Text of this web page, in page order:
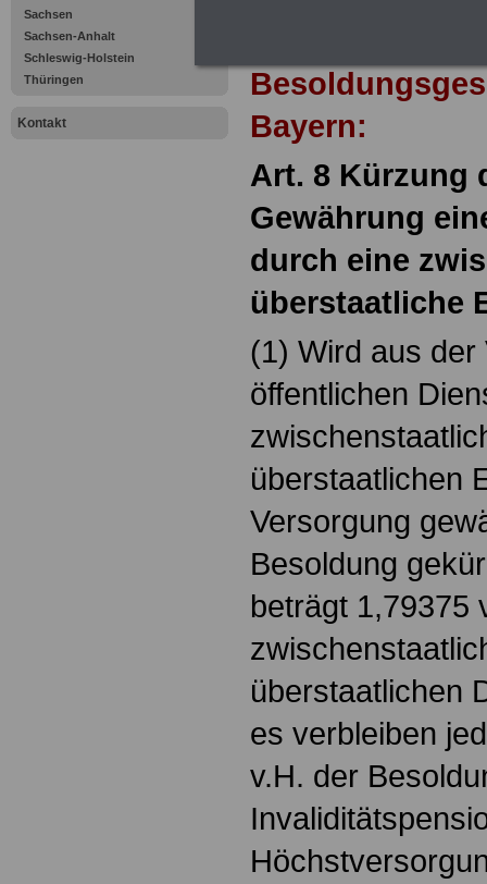
Sachsen
Sachsen-Anhalt
Schleswig-Holstein
Thüringen
Kontakt
Bayern:
Art. 8 Kürzung
Gewährung
durch eine
überstaatliche
(1) Wird aus der
öffentlichen
überstaatlichen
Versorgung
Besoldung
beträgt 1,79375
überstaatlichen
es verbleiben
v.H. der